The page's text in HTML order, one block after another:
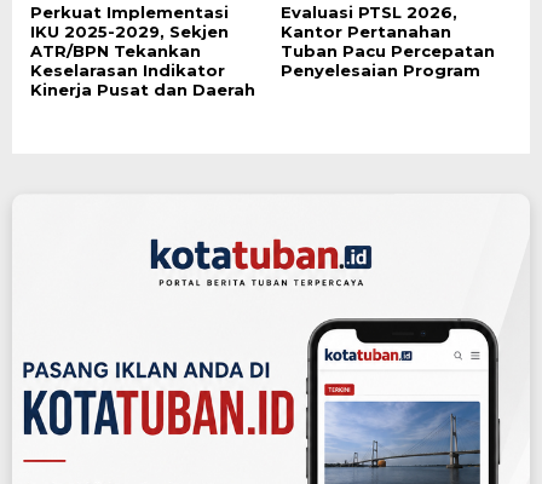
Perkuat Implementasi
IKU 2025-2029, Sekjen
ATR/BPN Tekankan
Keselarasan Indikator
Kinerja Pusat dan Daerah
Evaluasi PTSL 2026,
Kantor Pertanahan
Tuban Pacu Percepatan
Penyelesaian Program